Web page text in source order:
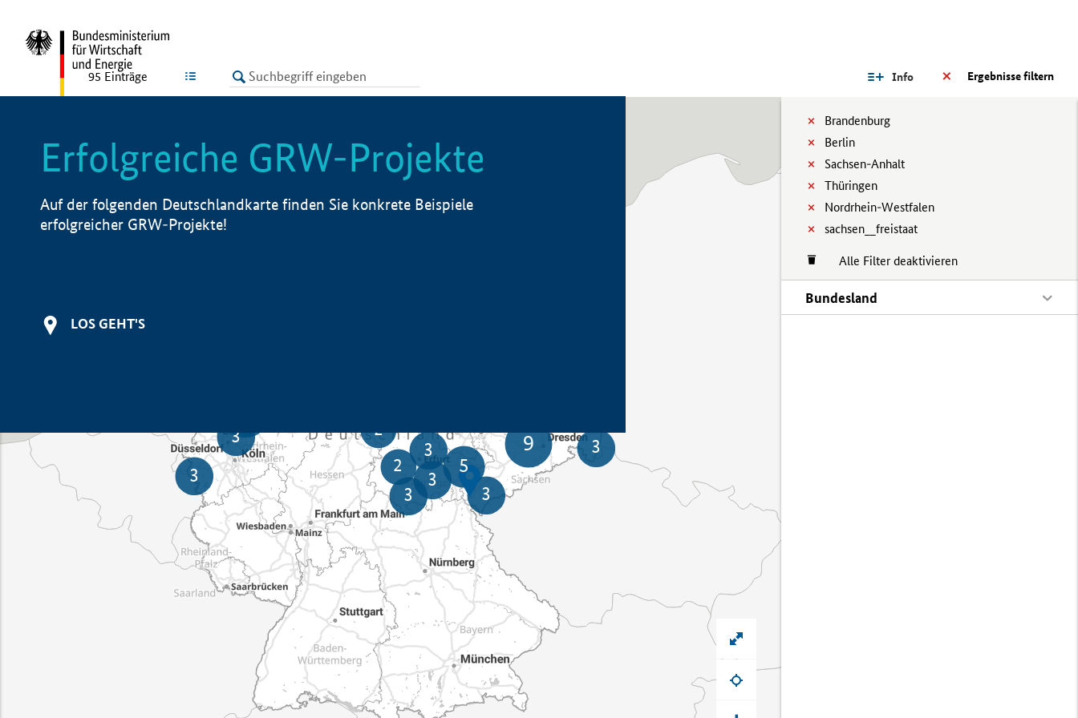
LISTE Ergebnisse filtern
Info
Brandenburg
Berlin
Sachsen-Anhalt
Thüringen
Nordrhein-Westfalen
sachsen__freistaat
Alle Filter deaktivieren
Bundesland
95 Einträge
Erfolgreiche GRW-Projekte
Auf der folgenden Deutschlandkarte finden Sie konkrete Beispiele
erfolgreicher GRW-Projekte!
LOS GEHT'S